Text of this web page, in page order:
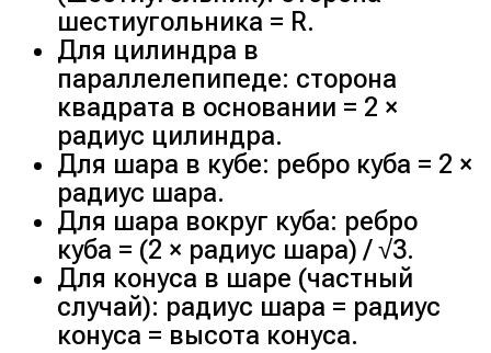
шестиугольника = R.
Для цилиндра в
параллелепипеде: сторона
квадрата в основании = 2 ×
радиус цилиндра.
Для шара в кубе: ребро куба = 2 ×
радиус шара.
Для шара вокруг куба: ребро
куба = (2 × радиус шара) / √3.
Для конуса в шаре (частный
случай): радиус шара = радиус
конуса = высота конуса.